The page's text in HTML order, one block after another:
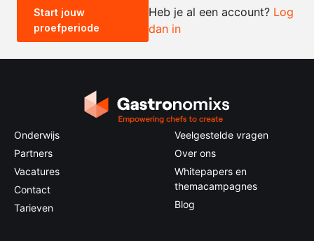
0.5x 1x 2x
Start jouw
proefperiode
Heb je al een account? Log
dan in
Onderwijs
Partners
Vacatures
Contact
Tarieven
Veelgestelde vragen
Over ons
Whitepapers en
themacampagnes
Blog